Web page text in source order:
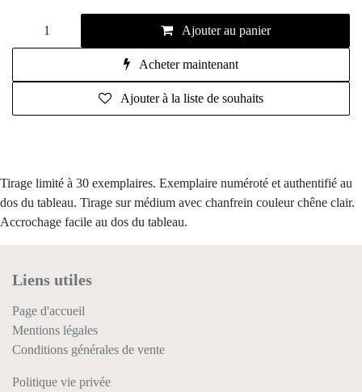
Ajouter au panier
Acheter maintenant
Ajouter à la liste de souhaits
Tirage limité à 30 exemplaires. Exemplaire numéroté et authentifié au
dos du tableau. Tirage sur médium avec chanfrein couleur chêne clair.
Accrochage facile au dos du tableau.
Liens utiles
Page d'accueil
Mentions légales
Conditions générales de vente
Politique vie privée